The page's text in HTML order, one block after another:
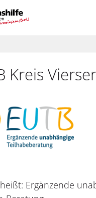
Kreis
Ergänzende